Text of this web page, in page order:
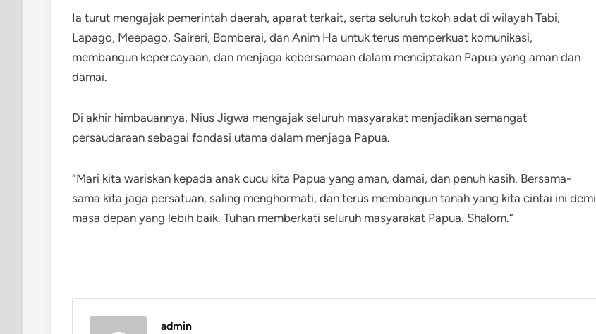
Ia turut mengajak pemerintah daerah, aparat terkait, serta seluruh tokoh adat di wilayah Tabi,
Lapago, Meepago, Saireri, Bomberai, dan Anim Ha untuk terus memperkuat komunikasi,
membangun kepercayaan, dan menjaga kebersamaan dalam menciptakan Papua yang aman dan
damai.
Di akhir himbauannya, Nius Jigwa mengajak seluruh masyarakat menjadikan semangat
persaudaraan sebagai fondasi utama dalam menjaga Papua.
“Mari kita wariskan kepada anak cucu kita Papua yang aman, damai, dan penuh kasih. Bersama-
sama kita jaga persatuan, saling menghormati, dan terus membangun tanah yang kita cintai ini demi
masa depan yang lebih baik. Tuhan memberkati seluruh masyarakat Papua. Shalom.”
admin